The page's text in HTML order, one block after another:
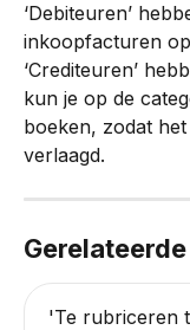
‘Debiteuren’
inkoopfacturen
‘Crediteuren’
kun je op de
boeken, zodat
verlaagd.
'Te rubriceren